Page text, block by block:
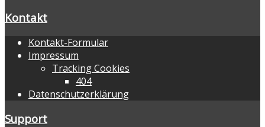
Kontakt
Kontakt-Formular
Impressum
Tracking Cookies
404
Datenschutzerklärung
Support